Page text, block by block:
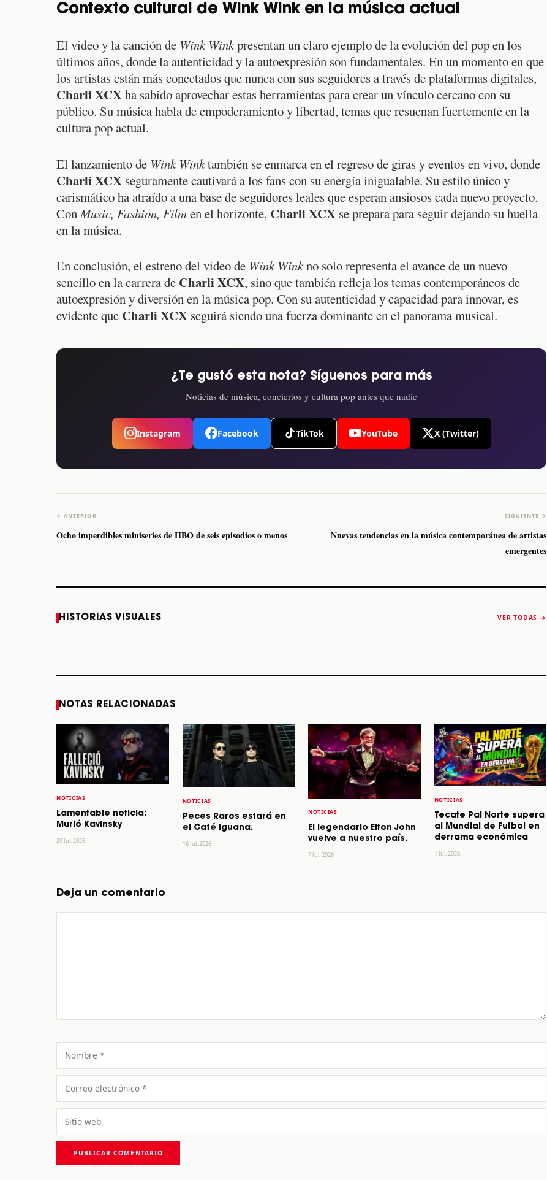
Contexto cultural de Wink Wink en la música actual
El video y la canción de Wink Winkpresentan un claro ejemplo de la evolución del pop en los
últimos años, donde la autenticidad y la autoexpresión son fundamentales. En un momento en que
los artistas están más conectados que nunca con sus seguidores a través de plataformas digitales,
Charli XCXha sabido aprovechar estas herramientas para crear un vínculo cercano con su
público. Su música habla de empoderamiento y libertad, temas que resuenan fuertemente en la
cultura pop actual.
El lanzamiento de Wink Winktambién se enmarca en el regreso de giras y eventos en vivo, donde
Charli XCX seguramente cautivará a los fans con su energía inigualable. Su estilo único y
carismático ha atraído a una base de seguidores leales que esperan ansiosos cada nuevo proyecto.
Con Music, Fashion, Filmen el horizonte, Charli XCX se prepara para seguir dejando su huella
en la música.
En conclusión, el estreno del video de Wink Winkno solo representa el avance de un nuevo
sencillo en la carrera de Charli XCX, sino que también refleja los temas contemporáneos de
autoexpresión y diversión en la música pop. Con su autenticidad y capacidad para innovar, es
evidente que Charli XCX seguirá siendo una fuerza dominante en el panorama musical.
¿Te gustó esta nota? Síguenos para más
Noticias de música, conciertos y cultura pop antes que nadie
Instagram Facebook TikTok YouTube X (Twitter)
← ANTERIOR
Ocho imperdibles miniseries de HBO de seis episodios o menos
SIGUIENTE →
Nuevas tendencias en la música contemporánea de artistas
emergentes
HISTORIAS VISUALES VER TODAS →
Monterrey el próximo
NOTAS RELACIONADAS
NOTICIAS
Lamentable noticia:
Murió Kavinsky
29 Jul, 2026
NOTICIAS
Peces Raros estará en
el Café Iguana.
16 Jul, 2026
NOTICIAS
El legendario Elton John
vuelve a nuestro país.
7 Jul, 2026
NOTICIAS
Tecate Pal Norte supera
al Mundial de Futbol en
derrama económica
1 Jul, 2026
Deja un comentario
Nombre
Correo
electrónico
Sitio
web